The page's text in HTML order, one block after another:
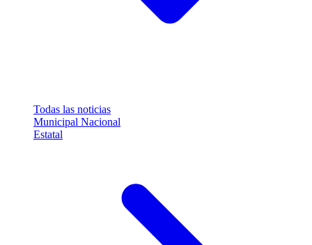
Todas las noticias
Municipal Nacional
Estatal